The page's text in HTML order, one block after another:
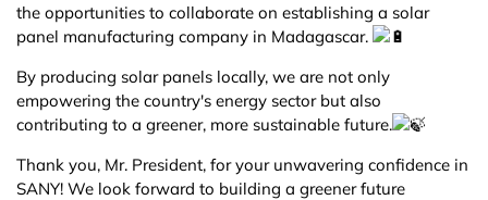
the opportunities to collaborate on establishing a solar
panel manufacturing company in Madagascar.
By producing solar panels locally, we are not only
empowering the country's energy sector but also
contributing to a greener, more sustainable future.
Thank you, Mr. President, for your unwavering confidence in
SANY! We look forward to building a greener future